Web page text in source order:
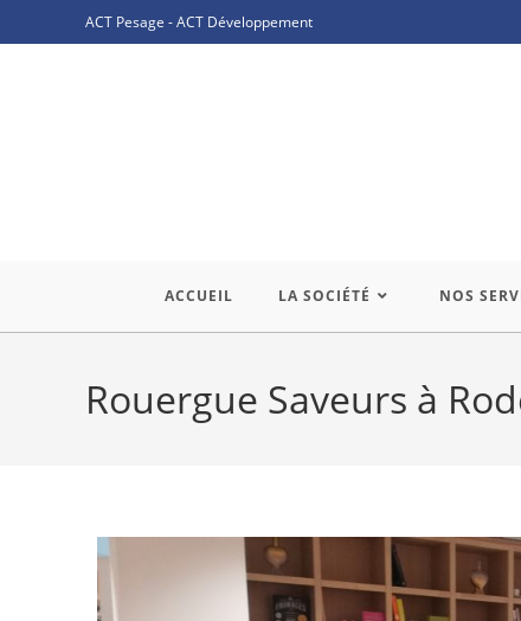
ACT Pesage -ACT Développement
ACCUEIL LA SOCIÉTÉ NOS
Rouergue Saveurs à